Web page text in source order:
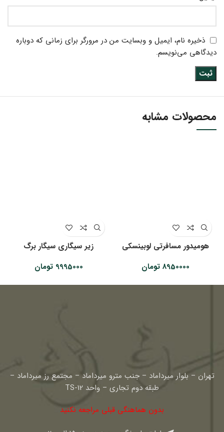
ذخیره نام، ایمیل و وبسایت من در مرورگر برای زمانی که دوباره
دیدگاهی می‌نویسم.
محصولات مشابه
هومیدور مسافرتی لوبینسکی
8950000 تومان
زیر سیگاری سیگار برگ
9995000 تومان
تهران – بلوار میرداماد – جنب مترو میرداماد – مجتمع رز میرداماد –
طبقه دوم تجاری – واحد TS-12
بدون هماهنگی قبلی مراجعه نکنید